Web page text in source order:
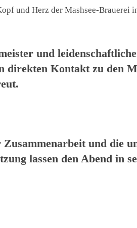
und Herz der Mashsee-Brauerei
und
direkten Kontakt zu den
Zusammenarbeit und die
lassen den Abend in